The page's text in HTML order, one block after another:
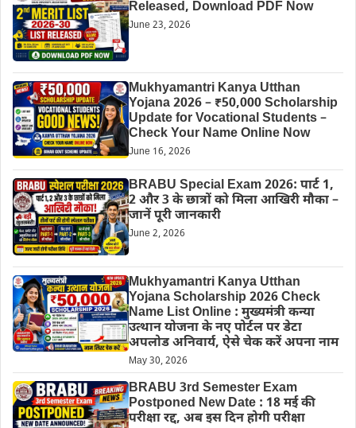
Released, Download PDF Now
June 23, 2026
Mukhyamantri Kanya Utthan
Yojana 2026 – ₹50,000 Scholarship
Update for Vocational Students –
Check Your Name Online Now
June 16, 2026
BRABU Special Exam 2026: पार्ट 1,
2 और 3 के छात्रों को मिला आखिरी मौका –
जानें पूरी जानकारी
June 2, 2026
Mukhyamantri Kanya Utthan
Yojana Scholarship 2026 Check
Name List Online : मुख्यमंत्री कन्या
उत्थान योजना के नए पोर्टल पर डेटा
अपलोड अनिवार्य, ऐसे चेक करें अपना नाम
May 30, 2026
BRABU 3rd Semester Exam
Postponed New Date : 18 मई की
परीक्षा रद्द, अब इस दिन होगी परीक्षा